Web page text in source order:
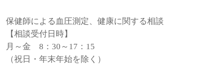
保健師による血圧測定、健康に関する相談
【相談受付日時】
月～金 8：30～17：15
（祝日・年末年始を除く）